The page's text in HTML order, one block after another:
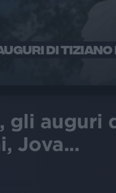
DI
gli auguri
Jova...